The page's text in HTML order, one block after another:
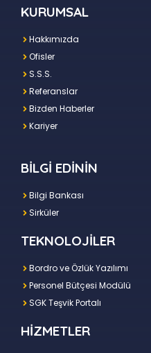
KURUMSAL
Hakkımızda
Ofisler
S.S.S.
Referanslar
Bizden Haberler
Kariyer
BİLGİ EDİNİN
Bilgi Bankası
Sirküler
TEKNOLOJİLER
Bordro ve Özlük Yazılımı
Personel Bütçesi Modülü
SGK Teşvik Portalı
HİZMETLER